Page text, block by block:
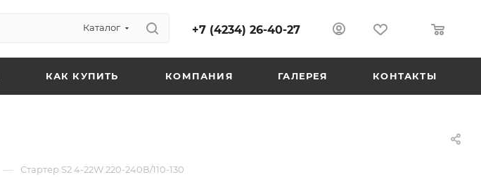
Каталог +7 (4234) 26-40-27
КАК КУПИТЬ КОМПАНИЯ ГАЛЕРЕЯ КОНТАКТЫ
— Стартер S2 4-22W 220-240В/110-130